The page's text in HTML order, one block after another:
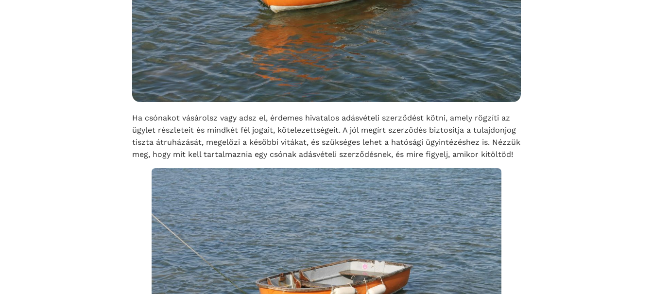
Ha csónakot vásárolsz vagy adsz el, érdemes hivatalos adásvételi szerződést kötni, amely rögzíti az
ügylet részleteit és mindkét fél jogait, kötelezettségeit. A jól megírt szerződés biztosítja a tulajdonjog
tiszta átruházását, megelőzi a későbbi vitákat, és szükséges lehet a hatósági ügyintézéshez is. Nézzük
meg, hogy mit kell tartalmaznia egy csónak adásvételi szerződésnek, és mire figyelj, amikor kitöltöd!